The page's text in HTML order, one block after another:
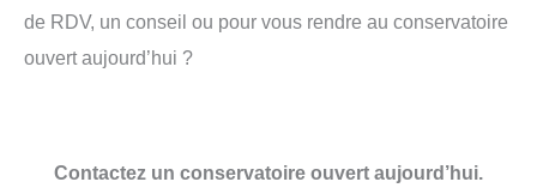
de RDV, un conseil ou pour vous rendre au conservatoire
ouvert aujourd’hui ?
Contactez un conservatoire ouvert aujourd’hui.